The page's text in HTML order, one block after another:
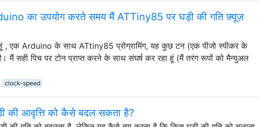
का उपयोग करते समय मैं ATTiny85 पर घड़ी की गति फ़्यूज़
, एक Arduino के साथ ATtiny85 प्रोग्रामिंग, यह कुछ टन (एक पीजो स्पीकर के
मैं सही पिच पर टोन प्राप्त करने के साथ संघर्ष कर रहा हूं (मैं तरंग रूपों को मैन्युअल
clock-speed
की आवृत्ति को कैसे बदल सकता है?